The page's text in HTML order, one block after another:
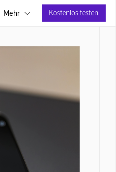
Mehr  Kostenlos testen